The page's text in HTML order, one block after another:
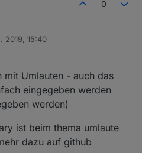
0
2019, 15:40
mit Umlauten - auch das
eingegeben werden
werden)
ist beim thema umlaute
dazu auf github